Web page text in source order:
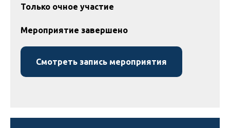
Только очное участие
Мероприятие завершено
Смотреть запись мероприятия